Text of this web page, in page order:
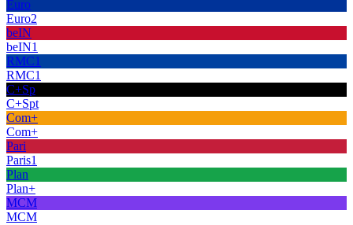
Euro
Euro2
beIN
beIN1
RMC1
RMC1
C+Sp
C+Spt
Com+
Com+
Pari
Paris1
Plan
Plan+
MCM
MCM